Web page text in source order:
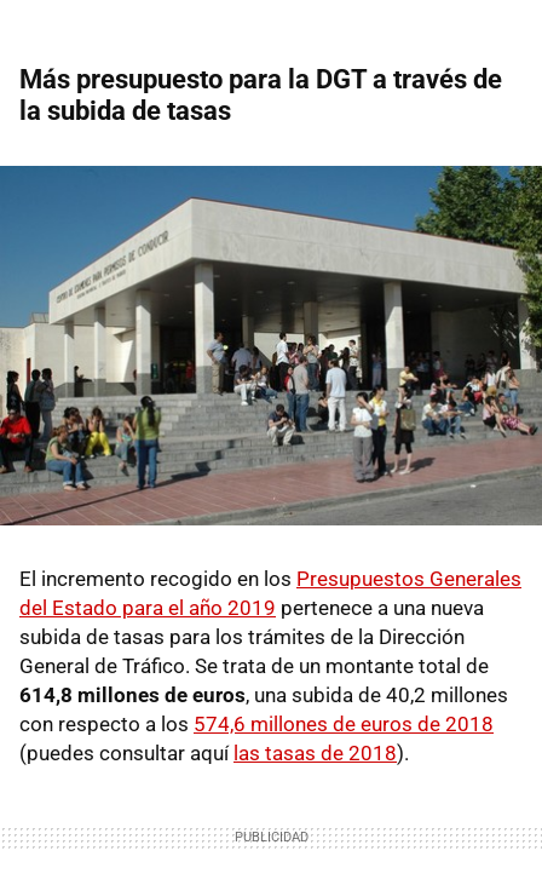
Más presupuesto para la DGT a través de
la subida de tasas
El incremento recogido en los Presupuestos Generales
del Estado para el año 2019 pertenece a una nueva
subida de tasas para los trámites de la Dirección
General de Tráfico. Se trata de un montante total de
614,8 millones de euros, una subida de 40,2 millones
con respecto a los 574,6 millones de euros de 2018
(puedes consultar aquí las tasas de 2018).